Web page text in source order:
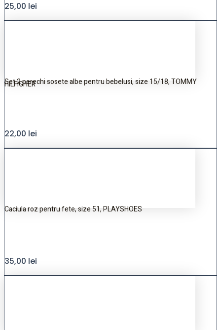
25,00 lei
Set 2 perechi sosete albe pentru bebelusi, size 15/18, TOMMY
HILFIGHER
22,00 lei
Caciula roz pentru fete, size 51, PLAYSHOES
35,00 lei